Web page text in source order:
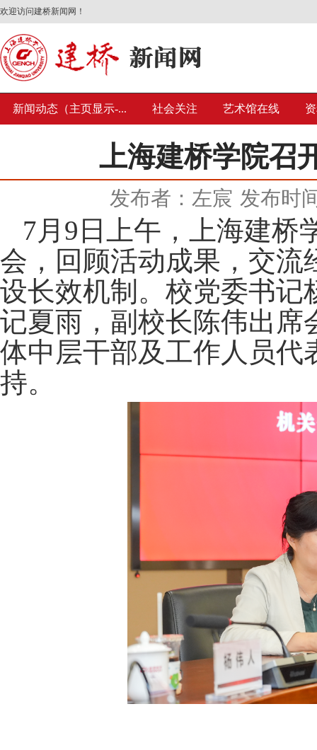
欢迎访问建桥新闻网！
新闻动态（主页显示-... 社会关注 艺术馆在线
上海建桥学院召
发布者：左宸 发布时
7月9日上午，上海建桥
会，回顾活动成果，交流
设长效机制。校党委书记
记夏雨，副校长陈伟出席
体中层干部及工作人员代
持。